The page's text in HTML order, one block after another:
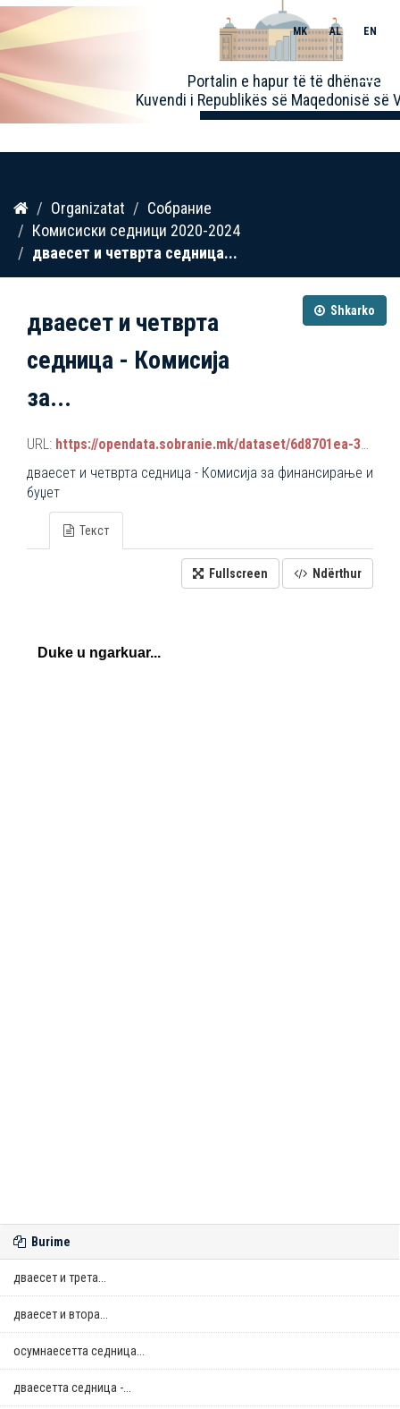
Kalo
përmbajtja
Portalin e hapur të të dhënave
Kuvendi i Republikës së Maqedonisë së
MK AL EN
Toggle
Organizatat
Собрание
Комисиски седници 2020-2024
дваесет и четврта седница...
Shkarko
дваесет и четврта
седница - Комисија
за...
URL: https://opendata.sobranie.mk/dataset/6d8701ea-3a42-465d-8f88-639bc6dc1a8e/resource/d5b85e68-46ff-46d4-8aef-c8a66ed7c7dc/download/komisiski_sednici.json
дваесет и четврта седница - Комисија за финансирање и
буџет
Текст
Fullscreen Ndërthur
Burime
дваесет и трета...
дваесет и втора...
осумнaесетта седница...
дваесетта седница -...